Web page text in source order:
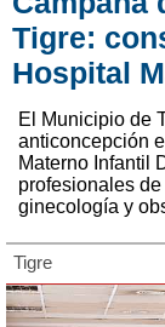
Tigre:
Hospital
El Municipio de
anticoncepción
Materno Infantil
profesionales
ginecología y
Tigre